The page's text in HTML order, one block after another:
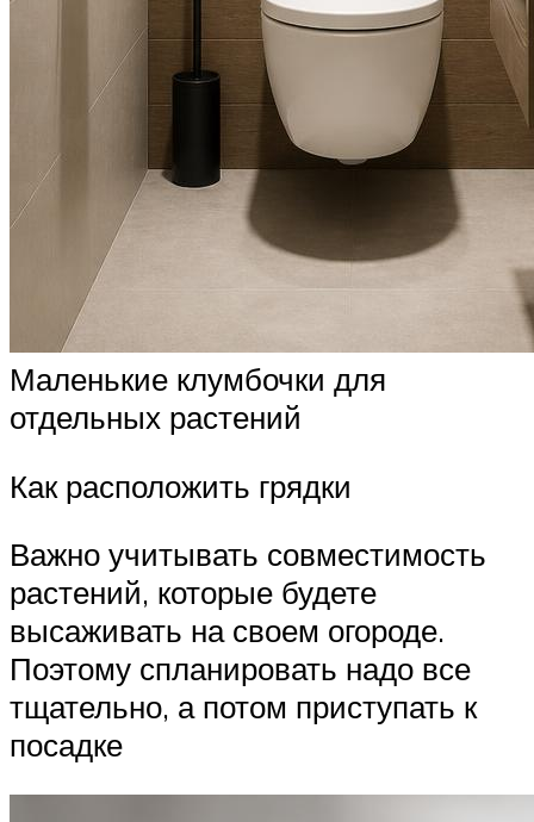
Маленькие клумбочки для
отдельных растений
Как расположить грядки
Важно учитывать совместимость
растений, которые будете
высаживать на своем огороде.
Поэтому спланировать надо все
тщательно, а потом приступать к
посадке